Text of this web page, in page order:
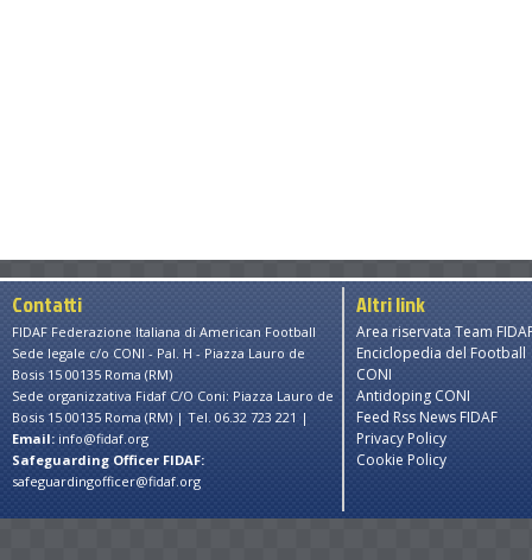
Contatti
FIDAF Federazione Italiana di American Football
Sede legale c/o CONI - Pal. H - Piazza Lauro de
Bosis 15 00135 Roma (RM)
Sede organizzativa Fidaf C/O Coni: Piazza Lauro de
Bosis 15 00135 Roma (RM) | Tel. 06.32 723 221 |
Email: info@fidaf.org
Safeguarding Officer FIDAF:
safeguardingofficer@fidaf.org
Altri link
Area riservata Team
Enciclopedia del Football
CONI
Antidoping CONI
Feed Rss News FIDAF
Privacy Policy
Cookie Policy